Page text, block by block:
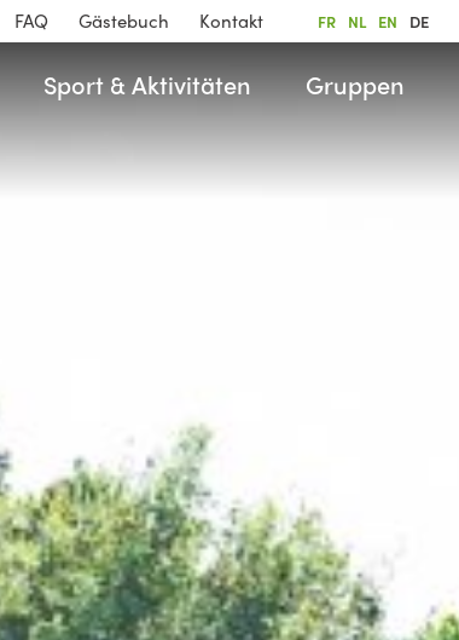
FAQ Gästebuch Kontakt FR NL EN DE
Sport & Aktivitäten Gruppen